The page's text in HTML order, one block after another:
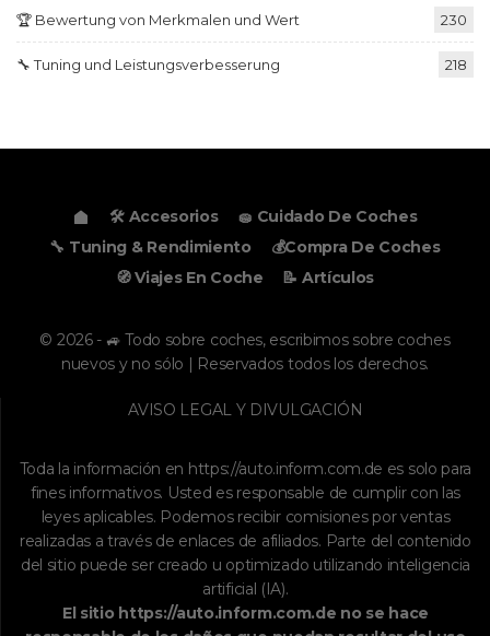
🏆 Bewertung von Merkmalen und Wert 230
🔧 Tuning und Leistungsverbesserung 218
🛠️ Accesorios
🧽 Cuidado De Coches
🔧 Tuning & Rendimiento
💰Compra De Coches
🧭 Viajes En Coche
📝 Artículos
© 2026 - 🚙 Todo sobre coches, escribimos sobre coches
nuevos y no sólo | Reservados todos los derechos.
AVISO LEGAL Y DIVULGACIÓN
Toda la información en https://auto.inform.com.de es solo para
fines informativos. Usted es responsable de cumplir con las
leyes aplicables. Podemos recibir comisiones por ventas
realizadas a través de enlaces de afiliados. Parte del contenido
del sitio puede ser creado u optimizado utilizando inteligencia
artificial (IA).
El sitio https://auto.inform.com.de no se hace